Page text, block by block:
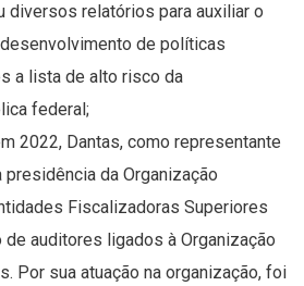
diversos relatórios para auxiliar o
de políticas
a lista de alto risco da
federal;
2022, Dantas, como representante
presidência da Organização
Fiscalizadoras Superiores
auditores ligados à Organização
Por sua atuação na organização, foi